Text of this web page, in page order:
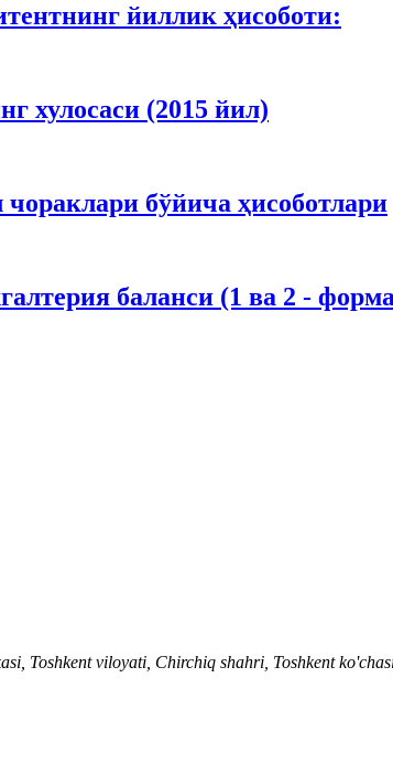
йиллик ҳисоботи:
хулосаси (2015 йил)
бўйича ҳисоботлари
баланси (1 ва 2 -
Toshkent viloyati, Chirchiq shahri, Toshkent